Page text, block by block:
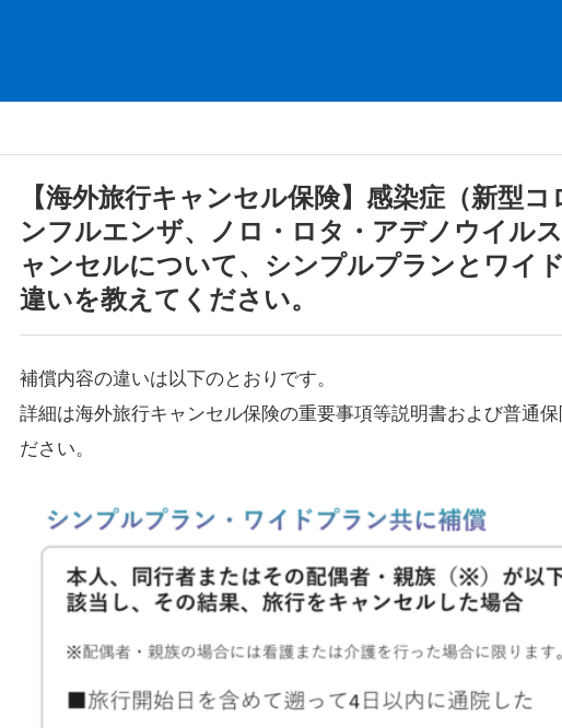
【海外旅行キャンセル保険】感染症（新型
ンフルエンザ、ノロ・ロタ・アデノウイル
ャンセルについて、シンプルプランとワイ
違いを教えてください。
補償内容の違いは以下のとおりです。
詳細は海外旅行キャンセル保険の重要事項等説明書および普通
ださい。